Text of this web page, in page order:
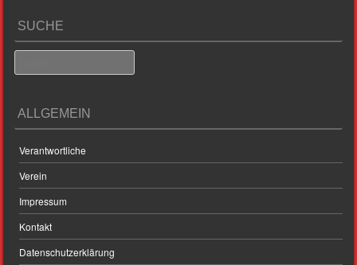
SUCHE
ALLGEMEIN
Verantwortliche
Verein
Impressum
Kontakt
Datenschutzerklärung